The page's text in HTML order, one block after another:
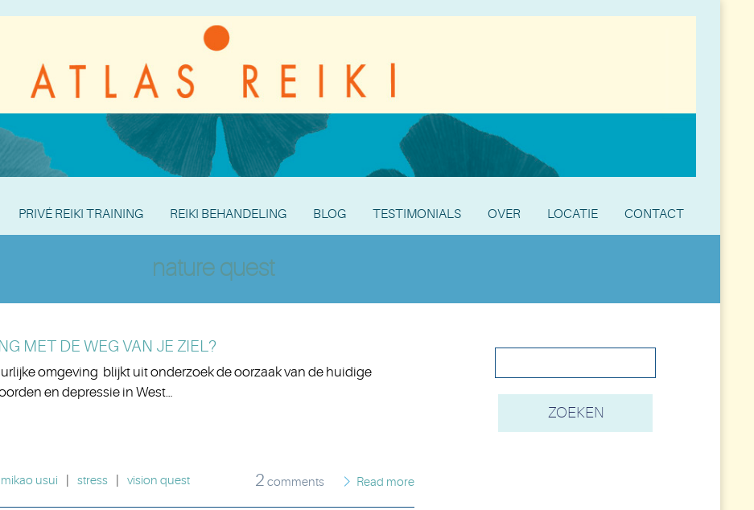
PRIVÉ REIKI TRAINING REIKI BEHANDELING BLOG TESTIMONIALS OVER LOCATIE CONTACT
nature quest
MET DE WEG VAN JE ZIEL?
omgeving blijkt uit onderzoek de oorzaak van de huidige
en depressie in West…
mikao usui stress vision quest 2 comments Read more